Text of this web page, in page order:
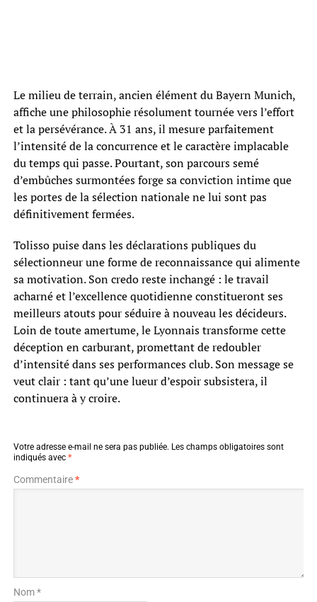
Le milieu de terrain, ancien élément du Bayern Munich,
affiche une philosophie résolument tournée vers l’effort
et la persévérance. À 31 ans, il mesure parfaitement
l’intensité de la concurrence et le caractère implacable
du temps qui passe. Pourtant, son parcours semé
d’embûches surmontées forge sa conviction intime que
les portes de la sélection nationale ne lui sont pas
définitivement fermées.
Tolisso puise dans les déclarations publiques du
sélectionneur une forme de reconnaissance qui alimente
sa motivation. Son credo reste inchangé : le travail
acharné et l’excellence quotidienne constitueront ses
meilleurs atouts pour séduire à nouveau les décideurs.
Loin de toute amertume, le Lyonnais transforme cette
déception en carburant, promettant de redoubler
d’intensité dans ses performances club. Son message se
veut clair : tant qu’une lueur d’espoir subsistera, il
continuera à y croire.
Votre adresse e-mail ne sera pas publiée. Les champs obligatoires sont
indiqués avec *
Commentaire*
Nom *